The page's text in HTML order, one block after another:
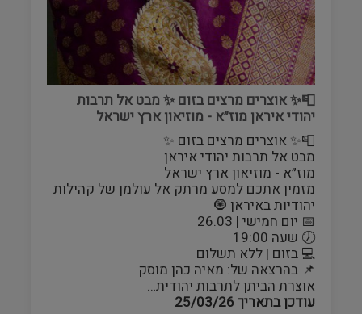
📮✨ אוצרים מרצים בזום ✨️ מבט אל תרבות
יהודי איראן מוז״א - מוזיאון ארץ ישראל
📮✨ אוצרים מרצים בזום ✨️
מבט אל תרבות יהודי איראן
מוז״א - מוזיאון ארץ ישראל
מזמין אתכם למסע מרתק אל עולמן של קהילות
יהודיות באיראן 🧿
📅 יום חמישי | 26.03
🕖 שעה 19:00
💻 בזום | ללא תשלום
📌 בהרצאה של: מאיה כהן מוסק
אוצרת הביתן לתרבות יהודית…
עודכן בתאריך 25/03/26